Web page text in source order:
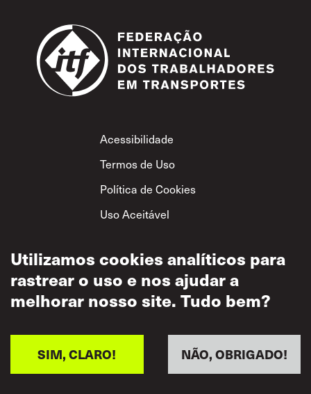
Footer
Acessibilidade
Termos de Uso
Política de Cookies
Uso Aceitável
Privacidade
Política de Respeito
Utilizamos cookies analíticos para
rastrear o uso e nos ajudar a
melhorar nosso site. Tudo bem?
NÃO, OBRIGADO!
SIM, CLARO!